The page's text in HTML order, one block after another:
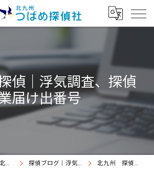
偵｜浮気調査、探偵
届け出番号
北九州の探偵なら北九州つばめ探偵社｜証拠満載提出継続中 探偵ブログ｜浮気調査北九州、北九州つばめ探偵社 北九州 探偵｜浮気調査、探偵業届け出番号